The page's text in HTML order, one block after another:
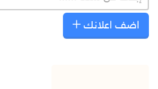
اضف اعلانك